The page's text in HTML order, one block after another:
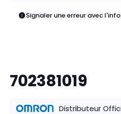
Signaler une erreur avec
702381019
Distributeur